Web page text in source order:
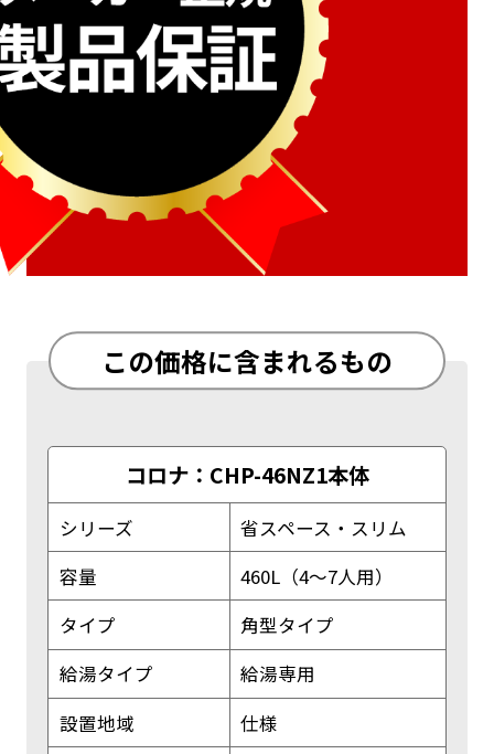
この価格に含まれるもの
コロナ：CHP-46NZ1本体
シリーズ
省スペース・スリム
容量
460L（4～7人用）
タイプ
角型タイプ
給湯タイプ
給湯専用
設置地域
仕様